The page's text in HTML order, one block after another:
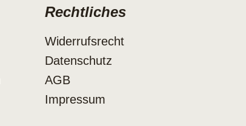
Rechtliches
Widerrufsrecht
Datenschutz
AGB
Impressum